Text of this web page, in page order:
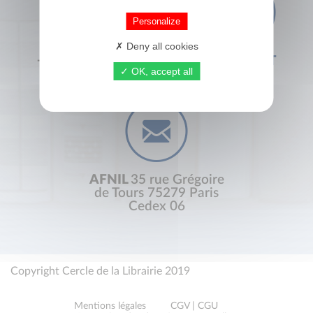
+33 (0) 1 44 41 29 19 CONTACT
AFNIL 35 rue Grégoire
de Tours 75279 Paris
Cedex 06
Copyright Cercle de la Librairie 2019
Mentions légales
CGV | CGU
Personalize
Deny all cookies
OK, accept all